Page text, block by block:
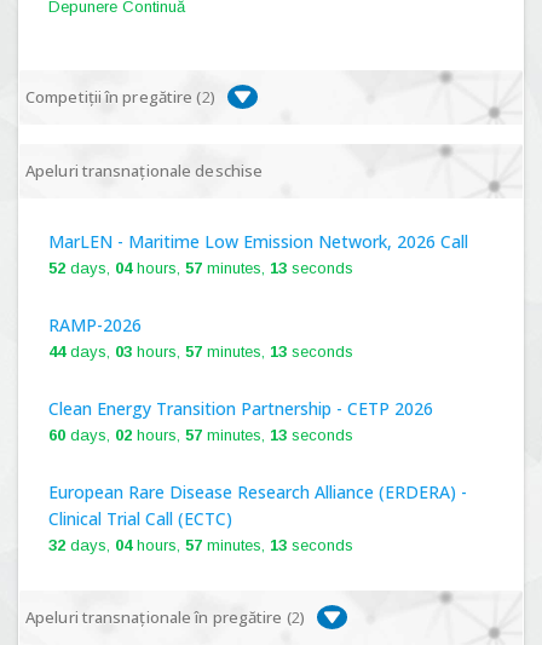
Depunere Continuă
Competiții în pregătire (2)
PNCDI IV, P 5.1 - Proiecte Complexe de Cercetare de
PNCDI IV, SP 5.6.1 - Provocări - Schimbare, PPS2024
Apeluri transnaționale deschise
MarLEN - Maritime Low Emission Network, 2026 Call
52 days, 04hours, 57 minutes, 12 seconds
RAMP-2026
44days, 03 hours, 57 minutes, 12 seconds
Clean Energy Transition Partnership - CETP 2026
60 days, 02 hours, 57 minutes, 12 seconds
European Rare Disease Research Alliance (ERDERA) -
Clinical Trial Call (ECTC)
32 days, 04hours, 57 minutes, 12 seconds
Apeluri transnaționale în pregătire (2)